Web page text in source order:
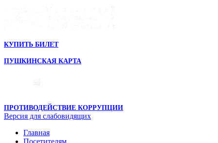
КУПИТЬ БИЛЕТ
ПУШКИНСКАЯ КАРТА
ПРОТИВОДЕЙСТВИЕ КОРРУПЦИИ
Версия для слабовидящих
Главная
Посетителям